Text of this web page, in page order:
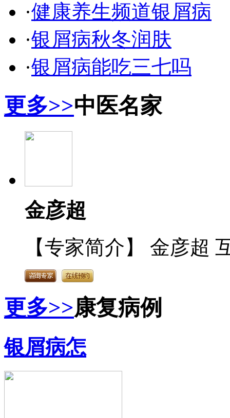
·健康养生频道银屑病
·银屑病秋冬润肤
·银屑病能吃三七吗
更多>>中医名家
金彦超
【专家简介】 金彦超
更多>>康复病例
银屑病怎